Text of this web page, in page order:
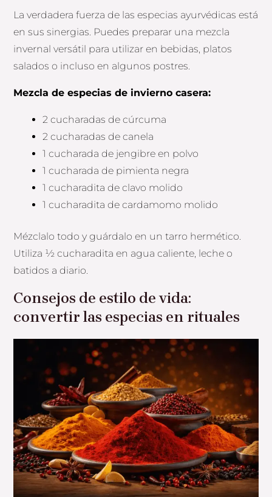
La verdadera fuerza de las especias ayurvédicas está
en sus sinergias. Puedes preparar una mezcla
invernal versátil para utilizar en bebidas, platos
salados o incluso en algunos postres.
Mezcla de especias de invierno casera:
2 cucharadas de cúrcuma
2 cucharadas de canela
1 cucharada de jengibre en polvo
1 cucharada de pimienta negra
1 cucharadita de clavo molido
1 cucharadita de cardamomo molido
Mézclalo todo y guárdalo en un tarro hermético.
Utiliza ½ cucharadita en agua caliente, leche o
batidos a diario.
Consejos de estilo de vida:
convertir las especias en rituales